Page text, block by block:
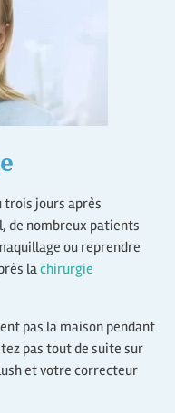
trois jours après
de nombreux patients
ou reprendre
lachirurgie
pas la maison pendant
pas tout de suite sur
et votre correcteur